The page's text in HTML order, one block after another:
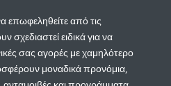
επωφεληθείτε από τις
σχεδιαστεί ειδικά για να
σας αγορές με χαμηλότερο
μοναδικά προνόμια,